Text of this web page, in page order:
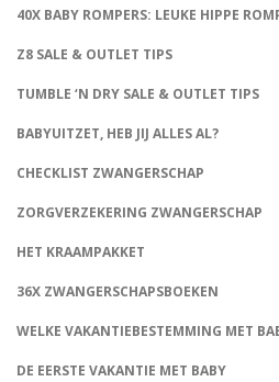
40X BABY ROMPERS: LEUKE HIPPE
Z8 SALE & OUTLET TIPS
TUMBLE ‘N DRY SALE & OUTLET TIPS
BABYUITZET, HEB JIJ ALLES AL?
CHECKLIST ZWANGERSCHAP
ZORGVERZEKERING ZWANGERSCHAP
HET KRAAMPAKKET
36X ZWANGERSCHAPSBOEKEN
WELKE VAKANTIEBESTEMMING MET
DE EERSTE VAKANTIE MET BABY